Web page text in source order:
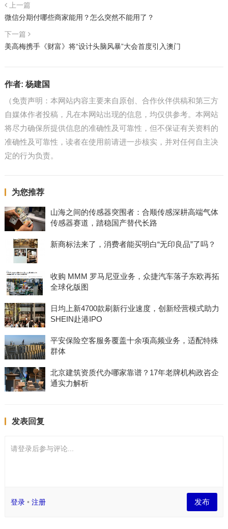
上一篇
微信分期付哪些商家能用？怎么突然不能用了？
下一篇
美高梅携手《财富》将“设计头脑风暴”大会首度引入澳门
作者: 杨建国
（免责声明：本网站内容主要来自原创、合作伙伴供稿和第三方
自媒体作者投稿，凡在本网站出现的信息，均仅供参考。本网站
将尽力确保所提供信息的准确性及可靠性，但不保证有关资料的
准确性及可靠性，读者在使用前请进一步核实，并对任何自主决
定的行为负责。
为您推荐
山海之间的传感器突围者：合顺传感深耕高端气体
传感器赛道，踏稳国产替代长路
新商标法来了，消费者能买明白“无印良品”了吗？
收购 MMM 罗马尼亚业务，众捷汽车落子东欧再拓
全球化版图
日均上新4700款刷新行业速度，创新经营模式助力
SHEIN赴港IPO
平安保险空客服务覆盖十余项高频业务，适配特殊
群体
北京建筑资质代办哪家靠谱？17年老牌机构政咨企
通实力解析
发表回复
请登录后参与评论...
登录• 注册 发布